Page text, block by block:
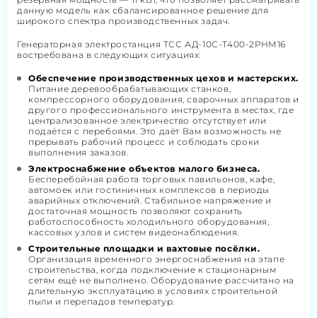
данную модель как сбалансированное решение для
широкого спектра производственных задач.
Генераторная электростанция ТСС АД-10С-Т400-2РНМ16
востребована в следующих ситуациях:
Обеспечение производственных цехов и мастерских.
Питание деревообрабатывающих станков,
компрессорного оборудования, сварочных аппаратов и
другого профессионального инструмента в местах, где
централизованное электричество отсутствует или
подаётся с перебоями. Это даёт Вам возможность не
прерывать рабочий процесс и соблюдать сроки
выполнения заказов.
Электроснабжение объектов малого бизнеса.
Бесперебойная работа торговых павильонов, кафе,
автомоек или гостиничных комплексов в периоды
аварийных отключений. Стабильное напряжение и
достаточная мощность позволяют сохранить
работоспособность холодильного оборудования,
кассовых узлов и систем видеонаблюдения.
Строительные площадки и вахтовые посёлки.
Организация временного энергоснабжения на этапе
строительства, когда подключение к стационарным
сетям ещё не выполнено. Оборудование рассчитано на
длительную эксплуатацию в условиях строительной
пыли и перепадов температур.